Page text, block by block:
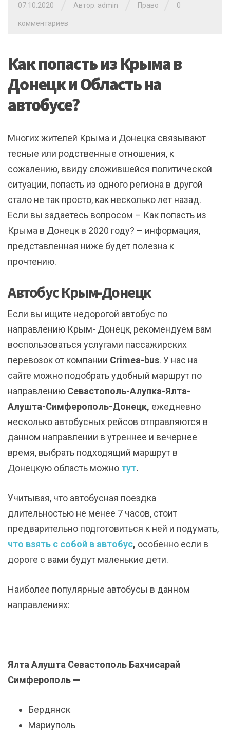
07.10.2020 Автор: admin Право 0
комментариев
Как попасть из Крыма в
Донецк и Область на
автобусе?
Многих жителей Крыма и Донецка связывают
тесные или родственные отношения, к
сожалению, ввиду сложившейся политической
ситуации, попасть из одного региона в другой
стало не так просто, как несколько лет назад.
Если вы задаетесь вопросом – Как попасть из
Крыма в Донецк в 2020 году? – информация,
представленная ниже будет полезна к
прочтению.
Автобус Крым-Донецк
Если вы ищите недорогой автобус по
направлению Крым- Донецк, рекомендуем вам
воспользоваться услугами пассажирских
перевозок от компании Crimea-bus. У нас на
сайте можно подобрать удобный маршрут по
направлению Севастополь-Алупка-Ялта-
Алушта-Симферополь-Донецк, ежедневно
несколько автобусных рейсов отправляются в
данном направлении в утреннее и вечернее
время, выбрать подходящий маршрут в
Донецкую область можно тут.
Учитывая, что автобусная поездка
длительностью не менее 7 часов, стоит
предварительно подготовиться к ней и подумать,
что взять с собой в автобус, особенно если в
дороге с вами будут маленькие дети.
Наиболее популярные автобусы в данном
направлениях:
Ялта Алушта Севастополь Бахчисарай
Симферополь —
Бердянск
Мариуполь